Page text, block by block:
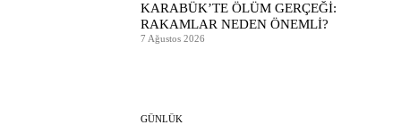
KARABÜK’TE ÖLÜM GERÇEĞİ:
RAKAMLAR NEDEN ÖNEMLİ?
7 Ağustos 2026
GÜNLÜK